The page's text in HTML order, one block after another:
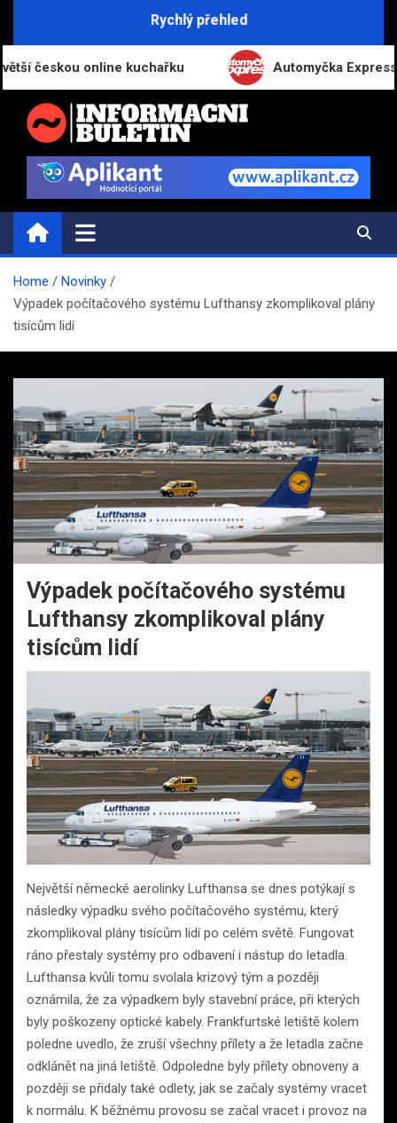
Rychlý přehled
online kuchařku Automyčka Express slaví
INFORMAČNÍ-BULETIN.CZ
Novinky a informace
Home
Novinky
Výpadek počítačového systému Lufthansy zkomplikoval plány
tisícům lidí
Výpadek počítačového systému
Lufthansy zkomplikoval plány
tisícům lidí
Největší německé aerolinky Lufthansa se dnes potýkají s
následky výpadku svého počítačového systému, který
zkomplikoval plány tisícům lidí po celém světě. Fungovat
ráno přestaly systémy pro odbavení i nástup do letadla.
Lufthansa kvůli tomu svolala krizový tým a později
oznámila, že za výpadkem byly stavební práce, při kterých
byly poškozeny optické kabely. Frankfurtské letiště kolem
poledne uvedlo, že zruší všechny přílety a že letadla začne
odklánět na jiná letiště. Odpoledne byly přílety obnoveny a
později se přidaly také odlety, jak se začaly systémy vracet
k normálu. K běžnému provosu se začal vracet i provoz na